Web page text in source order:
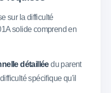
sur la difficulté
solide comprend en
détailléedu parent
spécifique qu'il